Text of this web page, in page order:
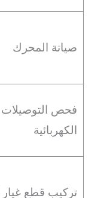
صيانة المحرك
فحص التوصيلات
الكهربائية
تركيب قطع غيار